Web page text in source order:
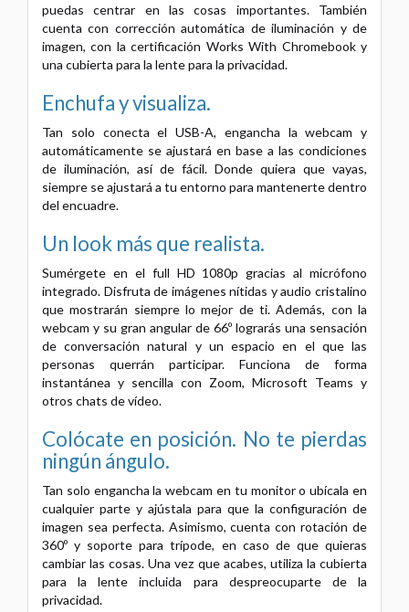
puedas centrar en las cosas importantes. También
cuenta con corrección automática de iluminación y de
imagen, con la certificación Works With Chromebook y
una cubierta para la lente para la privacidad.
Enchufa y visualiza.
Tan solo conecta el USB-A, engancha la webcam y
automáticamente se ajustará en base a las condiciones
de iluminación, así de fácil. Donde quiera que vayas,
siempre se ajustará a tu entorno para mantenerte dentro
del encuadre.
Un look más que realista.
Sumérgete en el full HD 1080p gracias al micrófono
integrado. Disfruta de imágenes nítidas y audio cristalino
que mostrarán siempre lo mejor de ti. Además, con la
webcam y su gran angular de 66º lograrás una sensación
de conversación natural y un espacio en el que las
personas querrán participar. Funciona de forma
instantánea y sencilla con Zoom, Microsoft Teams y
otros chats de vídeo.
Colócate en posición. No te pierdas
ningún ángulo.
Tan solo engancha la webcam en tu monitor o ubícala en
cualquier parte y ajústala para que la configuración de
imagen sea perfecta. Asimismo, cuenta con rotación de
360º y soporte para trípode, en caso de que quieras
cambiar las cosas. Una vez que acabes, utiliza la cubierta
para la lente incluida para despreocuparte de la
privacidad.